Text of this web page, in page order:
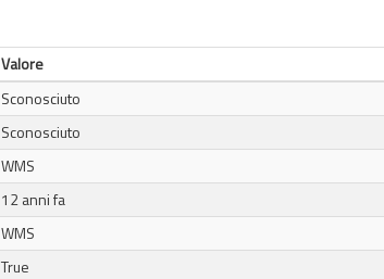
Valore
Sconosciuto
Sconosciuto
WMS
12 anni fa
WMS
True